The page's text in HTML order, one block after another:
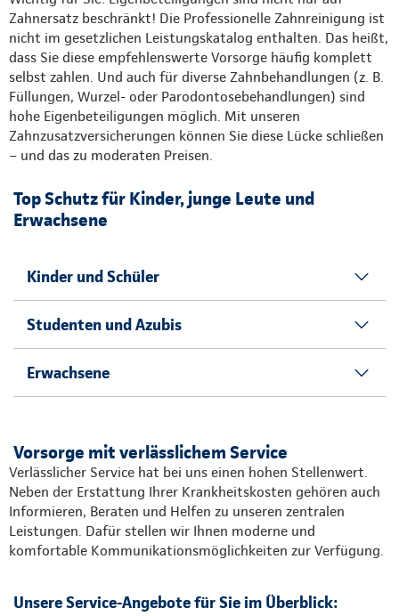
Zahnersatz beschränkt! Die Professionelle Zahnreinigung ist
nicht im gesetzlichen Leistungskatalog enthalten. Das heißt,
dass Sie diese empfehlenswerte Vorsorge häufig komplett
selbst zahlen. Und auch für diverse Zahnbehandlungen (z. B.
Füllungen, Wurzel- oder Parodontosebehandlungen) sind
hohe Eigenbeteiligungen möglich. Mit unseren
Zahnzusatzversicherungen können Sie diese Lücke schließen
– und das zu moderaten Preisen.
Top Schutz für Kinder, junge Leute und
Erwachsene
Kinder und Schüler
Studenten und Azubis
Erwachsene
Vorsorge mit verlässlichem Service
Verlässlicher Service hat bei uns einen hohen Stellenwert.
Neben der Erstattung Ihrer Krankheitskosten gehören auch
Informieren, Beraten und Helfen zu unseren zentralen
Leistungen. Dafür stellen wir Ihnen moderne und
komfortable Kommunikationsmöglichkeiten zur Verfügung.
Unsere Service-Angebote für Sie im Überblick: